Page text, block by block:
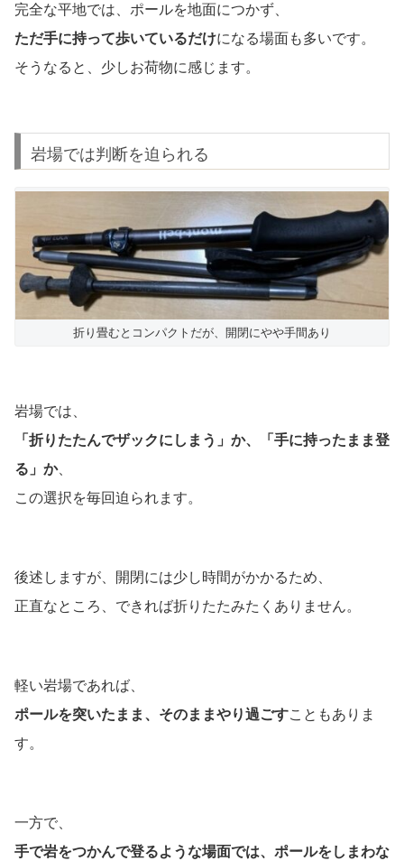
完全な平地では、ポールを地面につかず、
ただ手に持って歩いているだけになる場面も多いです。
そうなると、少しお荷物に感じます。
岩場では判断を迫られる
折り畳むとコンパクトだが、開閉にやや手間あり
岩場では、
「折りたたんでザックにしまう」か、「手に持ったまま登
る」か、
この選択を毎回迫られます。
後述しますが、開閉には少し時間がかかるため、
正直なところ、できれば折りたたみたくありません。
軽い岩場であれば、
ポールを突いたまま、そのままやり過ごすこともありま
す。
一方で、
手で岩をつかんで登るような場面では、ポールをしまわな